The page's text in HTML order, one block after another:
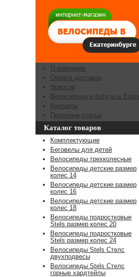
О компании
Оплата доставка
Новости
Велосипеды и батуты в
Контакты
Полезные статьи
Каталог товаров
Комплектующие
Беговелы для детей
Велосипеды трехколесные
Велосипеды детские размер
колес 14
Велосипеды детские размер
колес 16
Велосипеды детские размер
колес 18
Велосипеды подростковые
Stels размер колес 20
Велосипеды подростковые
Stels размер колес 24
Велосипеды Stels Стелс
двухподвесы
Велосипеды Stels Стелс
горные хардтейлы